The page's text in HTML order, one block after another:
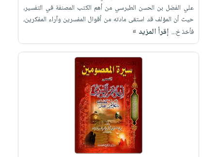
علي الفضل بن الحسن الطبرسي من أهم الكتب المصنفة في التفسير،
حيث أن المؤلف قد استقى مادته من أقوال المفسرين وآراء المفكرين،
فأخذ خ... إقرأ المزيد »